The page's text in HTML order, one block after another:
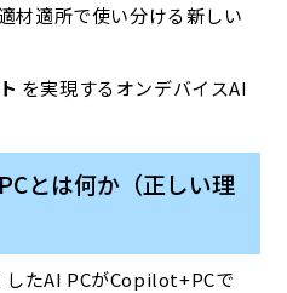
材適所で使い分ける新しい
を実現するオンデバイスAI
とは何か（正しい理
したAI PCがCopilot+PCで